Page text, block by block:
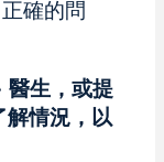
確的問
醫生，或提
解情況，以